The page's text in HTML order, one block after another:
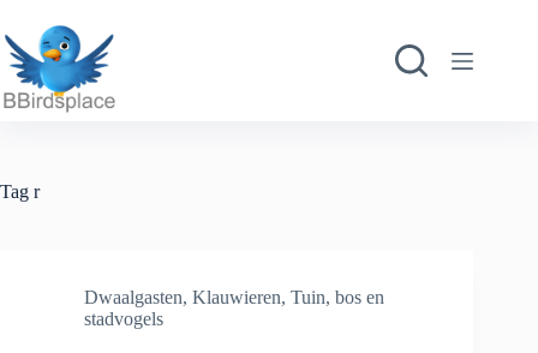
naar
de
inhoud
Tag r
Dwaalgasten, Klauwieren, Tuin, bos en
stadvogels